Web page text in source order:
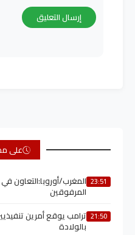
على
23:51 المغرب/أوروبا:التعاون
المرفوقين
21:50 ترامب يوقع أمرين
بالولادة